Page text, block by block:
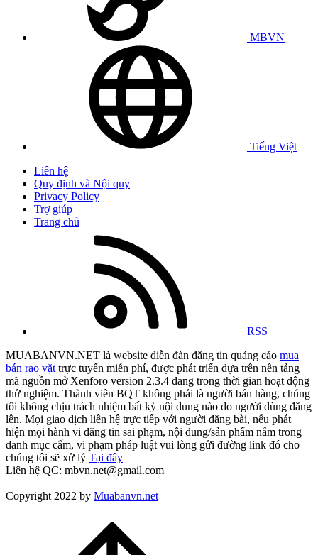
MBVN
Tiếng Việt
Liên hệ
Quy định và Nội quy
Privacy Policy
Trợ giúp
Trang chủ
RSS
MUABANVN.NET là website diễn đàn đăng tin quảng cáo mua
bán rao vặttrực tuyến miễn phí, được phát triển dựa trên nền tảng
mã nguồn mở Xenforo version 2.3.4 đang trong thời gian hoạt động
thử nghiệm. Thành viên BQT không phải là người bán hàng, chúng
tôi không chịu trách nhiệm bất kỳ nội dung nào do người dùng đăng
lên. Mọi giao dịch liên hệ trực tiếp với người đăng bài, nếu phát
hiện mọi hành vi đăng tin sai phạm, nội dung/sản phẩm nằm trong
danh mục cấm, vi phạm pháp luật vui lòng gửi đường link đó cho
chúng tôi sẽ xử lý Tại đây
Liên hệ QC: mbvn.net@gmail.com
Copyright 2022 by Muabanvn.net